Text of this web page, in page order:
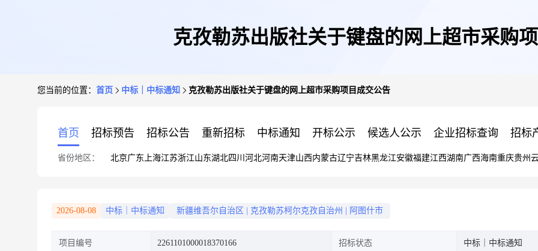
克孜勒苏出版社关于键盘的网上超市采购
您当前的位置： 首页 中标｜中标通知 克孜勒苏出版社关于键盘的网上超市采购项目成交公告
首页 招标预告 招标公告 重新招标 中标通知 开标公示 候选人公示 企业招标查询 招标
省份地区： 北京广东 上海江苏浙江山东湖北四川 河北河南天津山西内蒙古辽宁吉林黑龙江安徽福建江西湖南广西海南重庆贵州
2026-08-08 中标｜中标通知 新疆维吾尔自治区 克孜勒苏柯尔克孜自治州 阿图什市
项目编号 2261101000018370166 招标状态 中标｜中标通知